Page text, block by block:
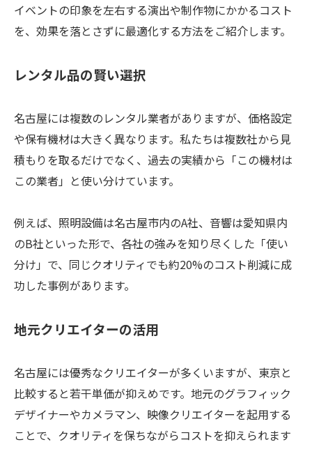
イベントの印象を左右する演出や制作物にかかるコスト
を、効果を落とさずに最適化する方法をご紹介します。
レンタル品の賢い選択
名古屋には複数のレンタル業者がありますが、価格設定
や保有機材は大きく異なります。私たちは複数社から見
積もりを取るだけでなく、過去の実績から「この機材は
この業者」と使い分けています。
例えば、照明設備は名古屋市内のA社、音響は愛知県内
のB社といった形で、各社の強みを知り尽くした「使い
分け」で、同じクオリティでも約20%のコスト削減に成
功した事例があります。
地元クリエイターの活用
名古屋には優秀なクリエイターが多くいますが、東京と
比較すると若干単価が抑えめです。地元のグラフィック
デザイナーやカメラマン、映像クリエイターを起用する
ことで、クオリティを保ちながらコストを抑えられます